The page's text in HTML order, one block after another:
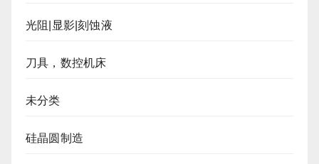
光阻|显影|刻蚀液
刀具，数控机床
未分类
硅晶圆制造